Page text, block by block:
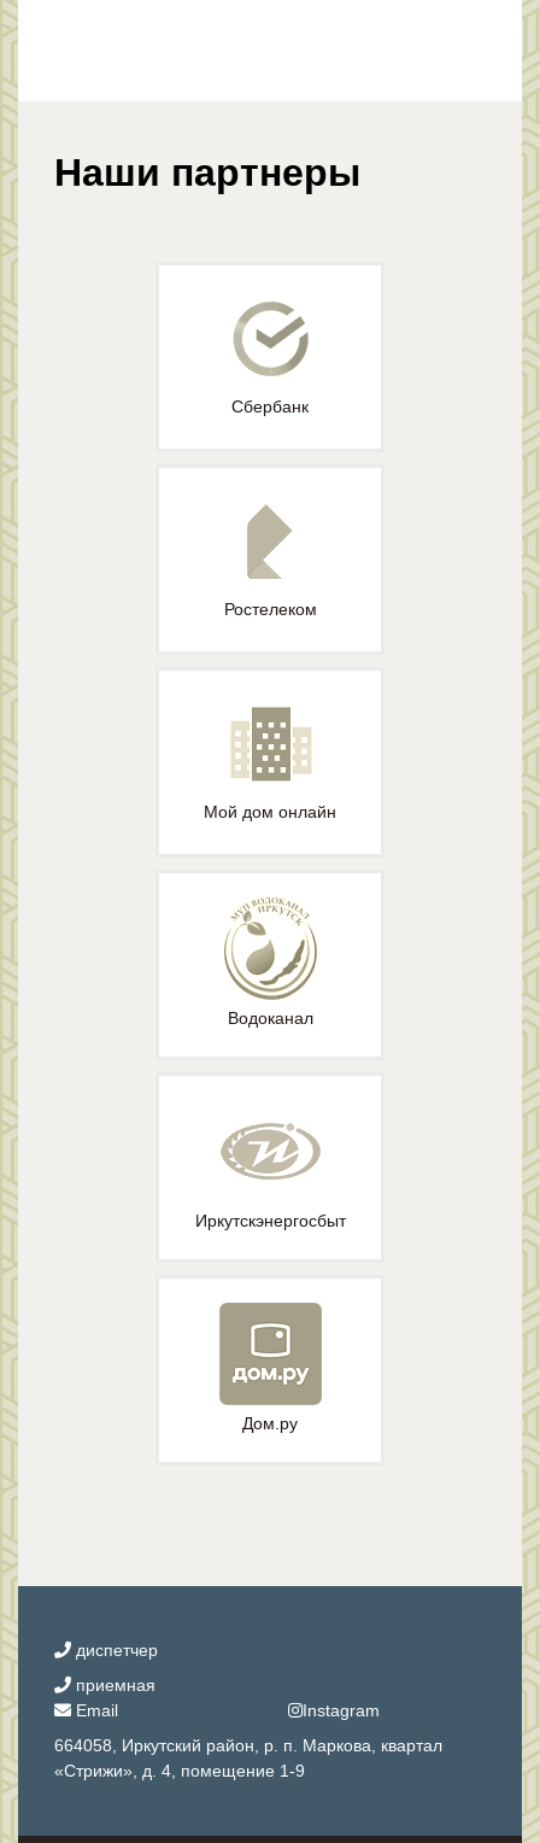
Наши партнеры
Сбербанк
Ростелеком
Мой дом онлайн
Водоканал
Иркутскэнергосбыт
Дом.ру
диспетчер
приемная
Email
Instagram
664058, Иркутский район, р. п. Маркова, квартал
«Стрижи», д. 4, помещение 1-9